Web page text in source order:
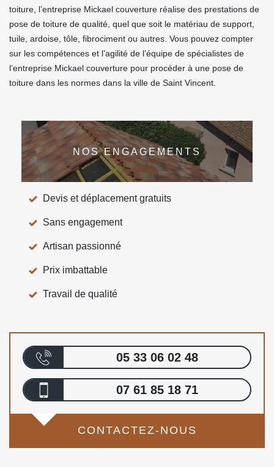
toiture, l’entreprise Mickael couverture réalise des prestations de
pose de toiture de qualité, quel que soit le matériau de support,
tuile, ardoise, tôle, fibrociment ou autres. Vous pouvez compter
sur les compétences et l’agilité de l’équipe de spécialistes de
l’entreprise Mickael couverture pour procéder à une pose de
toiture dans les normes dans la ville de Saint Vincent.
NOS ENGAGEMENTS
Devis et déplacement gratuits
Sans engagement
Artisan passionné
Prix imbattable
Travail de qualité
05 33 06 02 48
07 61 85 18 71
CONTACTEZ-NOUS